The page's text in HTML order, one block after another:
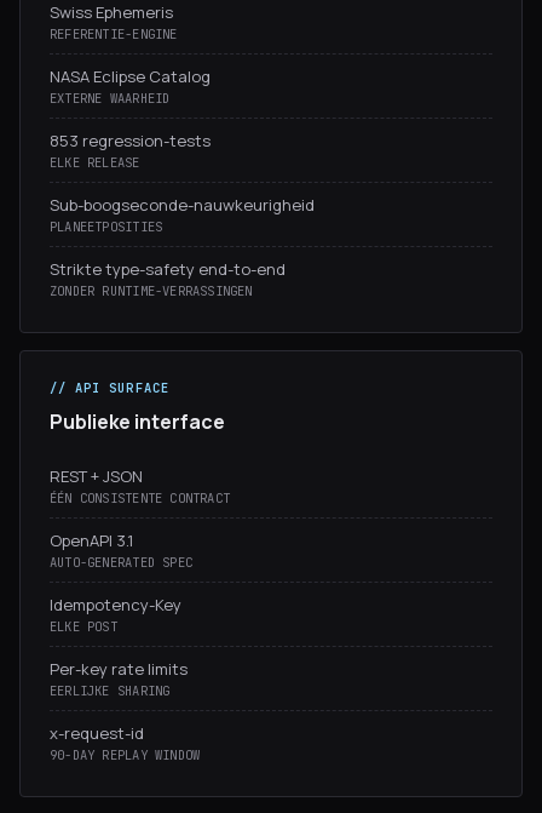
Swiss Ephemeris
REFERENTIE-ENGINE
NASA Eclipse Catalog
EXTERNE WAARHEID
853 regression-tests
ELKE RELEASE
Sub-boogseconde-nauwkeurigheid
PLANEETPOSITIES
Strikte type-safety end-to-end
ZONDER RUNTIME-VERRASSINGEN
// API SURFACE
Publieke interface
REST + JSON
ÉÉN CONSISTENTE CONTRACT
OpenAPI 3.1
AUTO-GENERATED SPEC
Idempotency-Key
ELKE POST
Per-key rate limits
EERLIJKE SHARING
x-request-id
90-DAY REPLAY WINDOW